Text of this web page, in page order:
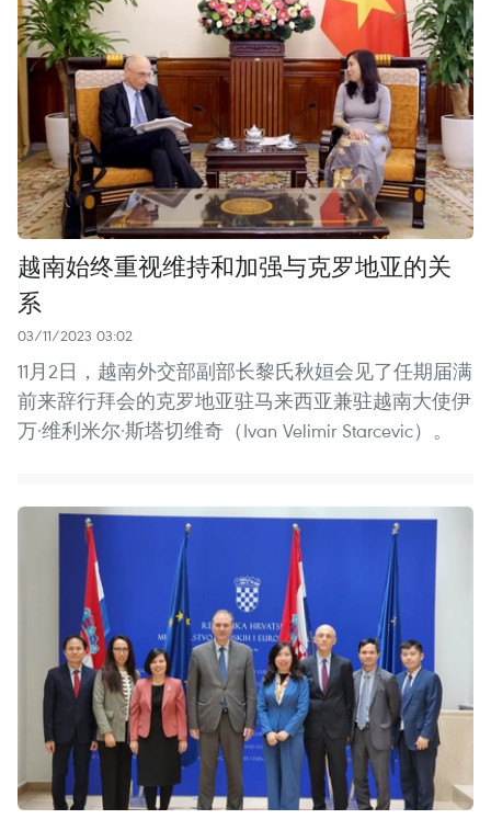
越南始终重视维持和加强与克罗地亚的关
系
03/11/2023 03:02
11月2日，越南外交部副部长黎氏秋姮会见了任期届满
前来辞行拜会的克罗地亚驻马来西亚兼驻越南大使伊
万·维利米尔·斯塔切维奇（Ivan Velimir Starcevic）。